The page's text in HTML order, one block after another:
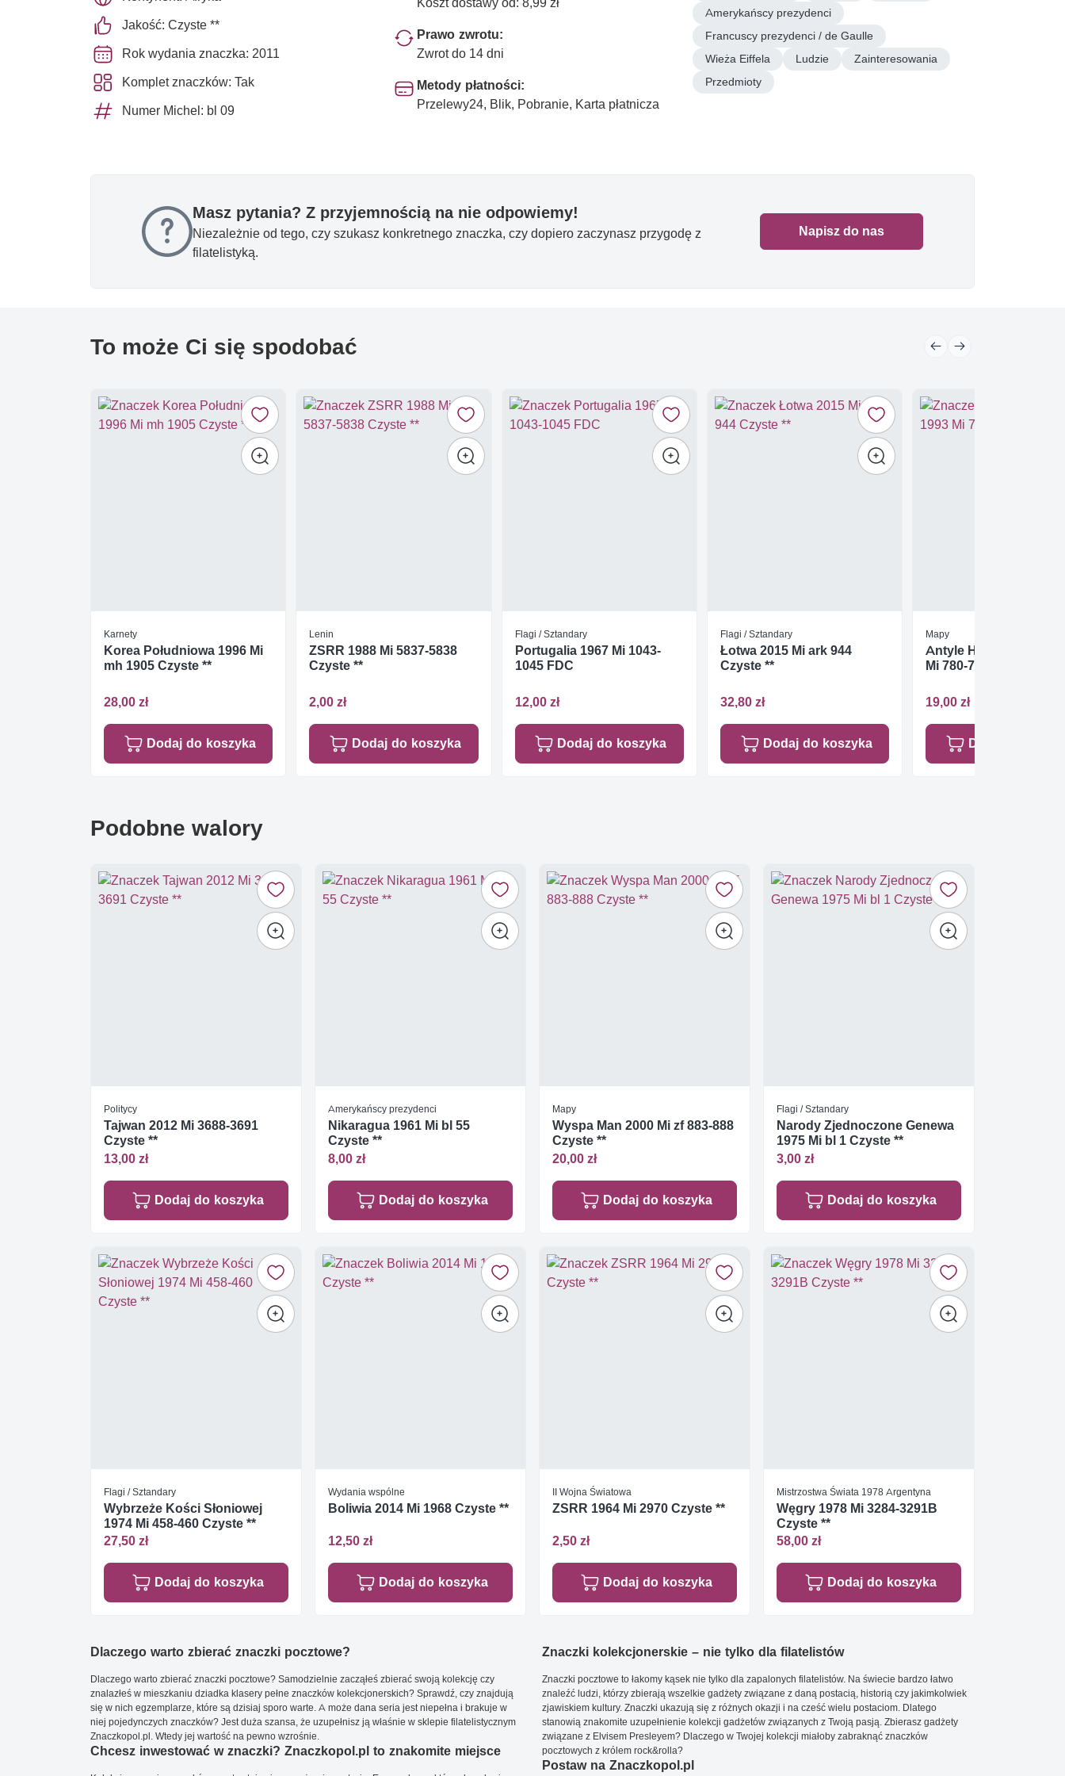
Jakość: Czyste **
Rok wydania znaczka: 2011
Komplet znaczków: Tak
Numer Michel: bl 09
Prawo zwrotu:
Zwrot do 14 dni
Metody płatności:
Przelewy24, Blik, Pobranie, Karta płatnicza
Amerykańscy prezydenci
Francuscy prezydenci / de Gaulle
Wieża Eiffela
Ludzie
Zainteresowania
Przedmioty
Masz pytania? Z przyjemnością na nie odpowiemy!
Niezależnie od tego, czy szukasz konkretnego znaczka, czy dopiero zaczynasz przygodę z
filatelistyką.
Napisz do nas
To może Ci się spodobać
Karnety
Korea Południowa 1996 Mi
mh 1905 Czyste **
28,00 zł
Dodaj do koszyka
Lenin
ZSRR 1988 Mi 5837-5838
Czyste **
2,00 zł
Dodaj do koszyka
Flagi / Sztandary
Portugalia 1967 Mi 1043-
1045 FDC
12,00 zł
Dodaj do koszyka
Flagi / Sztandary
Łotwa 2015 Mi ark 944
Czyste **
32,80 zł
Dodaj do koszyka
Mapy
Antyle Holenderskie
Mi 780-782 FDC
19,00 zł
Dodaj do
Podobne walory
Politycy
Tajwan 2012 Mi 3688-3691
Czyste **
13,00 zł
Dodaj do koszyka
Amerykańscy prezydenci
Nikaragua 1961 Mi bl 55
Czyste **
8,00 zł
Dodaj do koszyka
Mapy
Wyspa Man 2000 Mi zf 883-888
Czyste **
20,00 zł
Dodaj do koszyka
Flagi / Sztandary
Narody Zjednoczone Genewa
1975 Mi bl 1 Czyste **
3,00 zł
Dodaj do koszyka
Flagi / Sztandary
Wybrzeże Kości Słoniowej
1974 Mi 458-460 Czyste **
27,50 zł
Dodaj do koszyka
Wydania wspólne
Boliwia 2014 Mi 1968 Czyste **
12,50 zł
Dodaj do koszyka
II Wojna Światowa
ZSRR 1964 Mi 2970 Czyste **
2,50 zł
Dodaj do koszyka
Mistrzostwa Świata 1978 Argentyna
Węgry 1978 Mi 3284-3291B
Czyste **
58,00 zł
Dodaj do koszyka
Dlaczego warto zbierać znaczki pocztowe?
Dlaczego warto zbierać znaczki pocztowe? Samodzielnie zacząłeś zbierać swoją kolekcję czy
znalazłeś w mieszkaniu dziadka klasery pełne znaczków kolekcjonerskich? Sprawdź, czy znajdują
się w nich egzemplarze, które są dzisiaj sporo warte. A może dana seria jest niepełna i brakuje w
niej pojedynczych znaczków? Jest duża szansa, że uzupełnisz ją właśnie w sklepie filatelistycznym
Znaczkopol.pl. Wtedy jej wartość na pewno wzrośnie.
Chcesz inwestować w znaczki? Znaczkopol.pl to znakomite miejsce
Znaczki kolekcjonerskie – nie tylko dla filatelistów
Znaczki pocztowe to łakomy kąsek nie tylko dla zapalonych filatelistów. Na świecie bardzo łatwo
znaleźć ludzi, którzy zbierają wszelkie gadżety związane z daną postacią, historią czy jakimkolwiek
zjawiskiem kultury. Znaczki ukazują się z różnych okazji i na cześć wielu postaciom. Dlatego
stanowią znakomite uzupełnienie kolekcji gadżetów związanych z Twoją pasją. Zbierasz gadżety
związane z Elvisem Presleyem? Dlaczego w Twojej kolekcji miałoby zabraknąć znaczków
pocztowych z królem rock&rolla?
Postaw na Znaczkopol.pl